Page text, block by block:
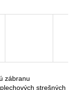
zábranu
strešných